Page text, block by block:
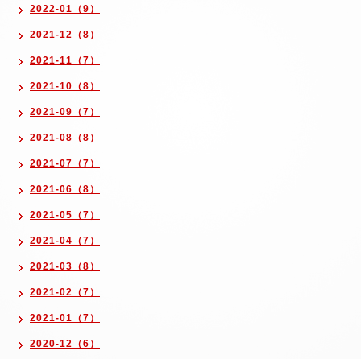
2022-01（9）
2021-12（8）
2021-11（7）
2021-10（8）
2021-09（7）
2021-08（8）
2021-07（7）
2021-06（8）
2021-05（7）
2021-04（7）
2021-03（8）
2021-02（7）
2021-01（7）
2020-12（6）